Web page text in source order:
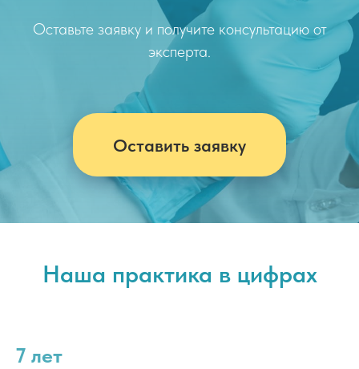
Оставьте заявку и получите консультацию от
эксперта.
Оставить заявку
Наша практика в цифрах
7 лет